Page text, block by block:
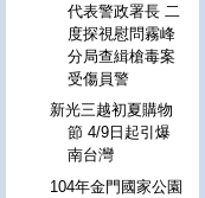
代表警政署長 二
度探視慰問霧峰
分局查緝槍毒案
受傷員警
新光三越初夏購物
節 4/9日起引爆
南台灣
104年金門國家公園